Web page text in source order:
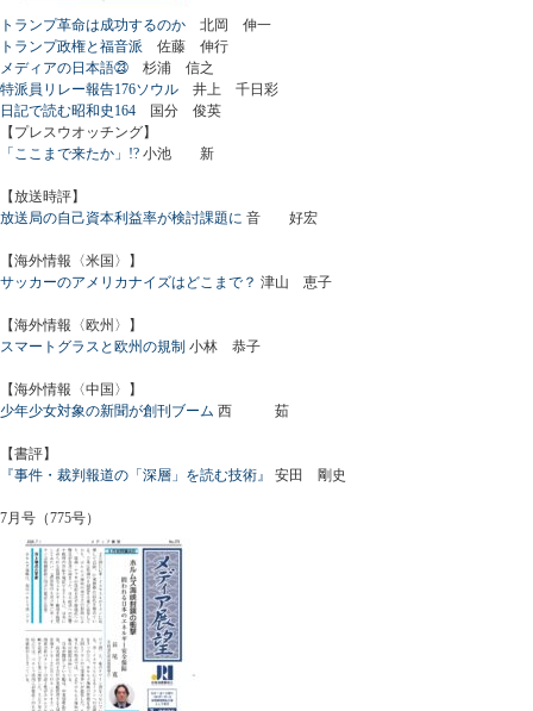
トランプ革命は成功するのか 北岡 伸一
トランプ政権と福音派 佐藤 伸行
メディアの日本語㉓ 杉浦 信之
特派員リレー報告176ソウル 井上 千日彩
日記で読む昭和史164 国分 俊英
【プレスウオッチング】
「ここまで来たか」!? 小池 新
【放送時評】
放送局の自己資本利益率が検討課題に 音 好宏
【海外情報〈米国〉】
サッカーのアメリカナイズはどこまで？ 津山 恵子
【海外情報〈欧州〉】
スマートグラスと欧州の規制 小林 恭子
【海外情報〈中国〉】
少年少女対象の新聞が創刊ブーム 西 茹
【書評】
『事件・裁判報道の「深層」を読む技術』
安田 剛史
7月号（775号）